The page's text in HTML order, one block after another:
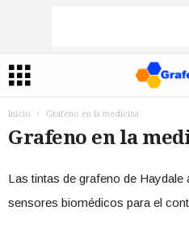
Inicio Grafeno en la medicina
Grafeno en la
Las tintas de grafeno de Haydale
sensores biomédicos para el